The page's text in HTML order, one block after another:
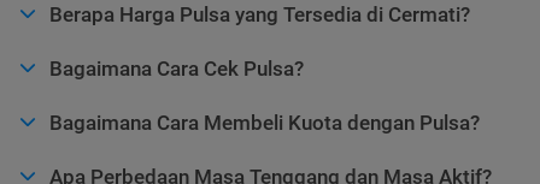
Berapa Harga Pulsa yang Tersedia di Cermati?
Bagaimana Cara Cek Pulsa?
Bagaimana Cara Membeli Kuota dengan Pulsa?
Apa Perbedaan Masa Tenggang dan Masa Aktif?